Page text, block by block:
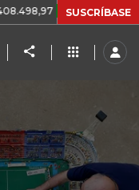
+$ 8.753,81 +2,19%
SUSCRÍBASE